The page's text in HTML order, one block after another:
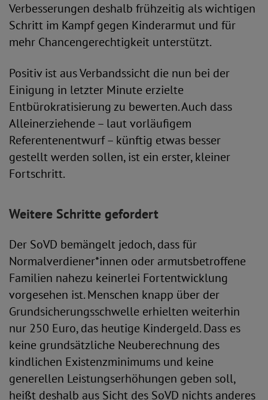
Verbesserungen deshalb frühzeitig als wichtigen
Schritt im Kampf gegen Kinderarmut und für
mehr Chancengerechtigkeit unterstützt.
Positiv ist aus Verbandssicht die nun bei der
Einigung in letzter Minute erzielte
Entbürokratisierung zu bewerten. Auch dass
Alleinerziehende – laut vorläufigem
Referentenentwurf – künftig etwas besser
gestellt werden sollen, ist ein erster, kleiner
Fortschritt.
Weitere Schritte gefordert
Der SoVD bemängelt jedoch, dass für
Normalverdiener*innen oder armutsbetroffene
Familien nahezu keinerlei Fortentwicklung
vorgesehen ist. Menschen knapp über der
Grundsicherungsschwelle erhielten weiterhin
nur 250 Euro, das heutige Kindergeld. Dass es
keine grundsätzliche Neuberechnung des
kindlichen Existenzminimums und keine
generellen Leistungserhöhungen geben soll,
heißt deshalb aus Sicht des SoVD nichts anderes